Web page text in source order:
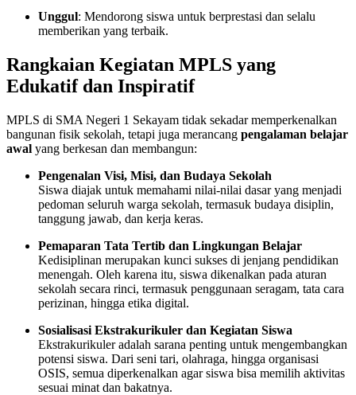
Unggul: Mendorong siswa untuk berprestasi dan selalu
memberikan yang terbaik.
Rangkaian Kegiatan MPLS yang
Edukatif dan Inspiratif
MPLS di SMA Negeri 1 Sekayam tidak sekadar memperkenalkan
bangunan fisik sekolah, tetapi juga merancang pengalaman belajar
awal yang berkesan dan membangun:
Pengenalan Visi, Misi, dan Budaya Sekolah
Siswa diajak untuk memahami nilai-nilai dasar yang menjadi
pedoman seluruh warga sekolah, termasuk budaya disiplin,
tanggung jawab, dan kerja keras.
Pemaparan Tata Tertib dan Lingkungan Belajar
Kedisiplinan merupakan kunci sukses di jenjang pendidikan
menengah. Oleh karena itu, siswa dikenalkan pada aturan
sekolah secara rinci, termasuk penggunaan seragam, tata cara
perizinan, hingga etika digital.
Sosialisasi Ekstrakurikuler dan Kegiatan Siswa
Ekstrakurikuler adalah sarana penting untuk mengembangkan
potensi siswa. Dari seni tari, olahraga, hingga organisasi
OSIS, semua diperkenalkan agar siswa bisa memilih aktivitas
sesuai minat dan bakatnya.